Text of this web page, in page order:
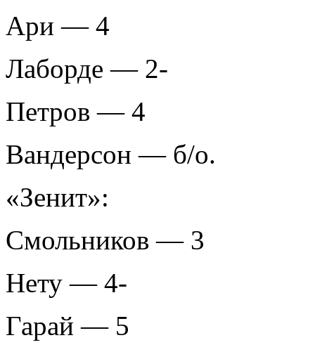
Ари — 4
Лаборде — 2-
Петров — 4
Вандерсон — б/о.
«Зенит»:
Смольников — 3
Нету — 4-
Гарай — 5